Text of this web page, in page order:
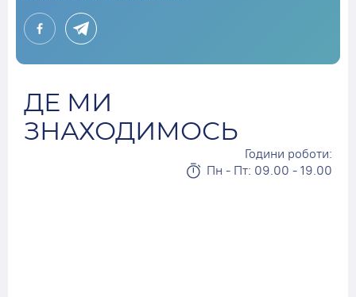
ДЕ МИ
ЗНАХОДИМОСЬ
Години роботи:
Пн - Пт: 09.00 - 19.00